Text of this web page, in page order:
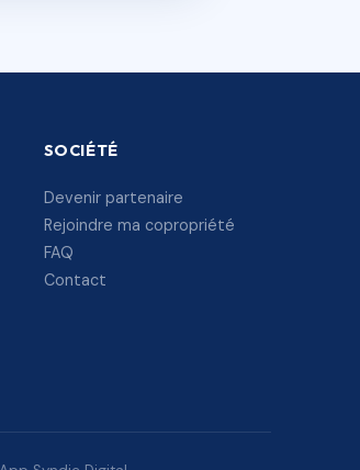
SOCIÉTÉ
Devenir partenaire
Rejoindre ma copropriété
FAQ
Contact